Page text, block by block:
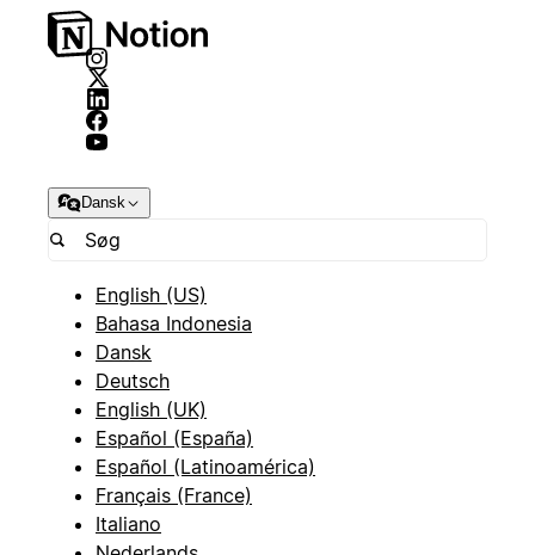
Dansk
English (US)
Bahasa Indonesia
Dansk
Deutsch
English (UK)
Español (España)
Español (Latinoamérica)
Français (France)
Italiano